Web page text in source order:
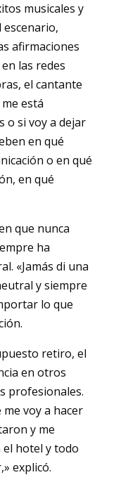
musicales y
escenario,
afirmaciones
las redes
el cantante
está
o si voy a dejar
en qué
o en qué
en qué
que nunca
ha
«Jamás di una
y siempre
lo que
retiro, el
en otros
profesionales.
me voy a hacer
y me
el hotel y todo
explicó.